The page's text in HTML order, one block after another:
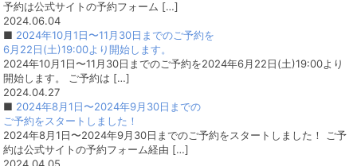
予約は公式サイトの予約フォーム […]
2024.06.04
■ 2024年10月1日〜11月30日までのご予約を
6月22日(土)19:00より開始します。
2024年10月1日〜11月30日までのご予約を2024年6月22日(土)19:00より
開始します。 ご予約は […]
2024.04.27
■ 2024年8月1日〜2024年9月30日までの
ご予約をスタートしました！
2024年8月1日〜2024年9月30日までのご予約をスタートしました！ ご予
約は公式サイトの予約フォーム経由 […]